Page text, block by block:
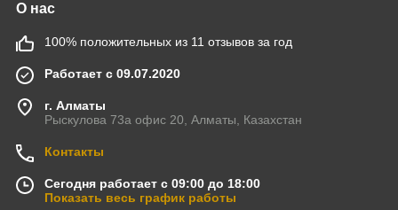
О нас
100% положительных из 11 отзывов за год
Работает с 09.07.2020
г. Алматы
Рыскулова 73а офис 20, Алматы, Казахстан
Контакты
Сегодня работает с 09:00 до 18:00
Показать весь график работы